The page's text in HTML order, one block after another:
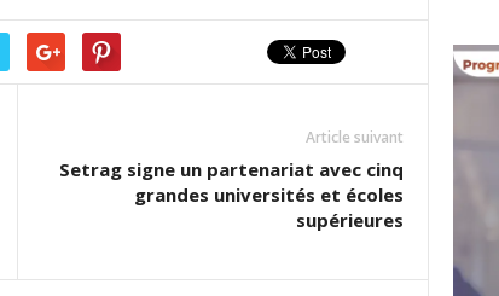
Article suivant
Setrag signe un partenariat avec cinq
grandes universités et écoles
supérieures